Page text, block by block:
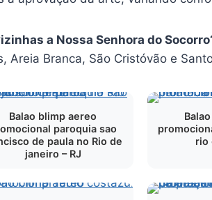
a Nossa Senhora do
Areia Branca, São Cristóvão e
Balao blimp aereo
paroquia sao
de paula no Rio de
janeiro – RJ
rio